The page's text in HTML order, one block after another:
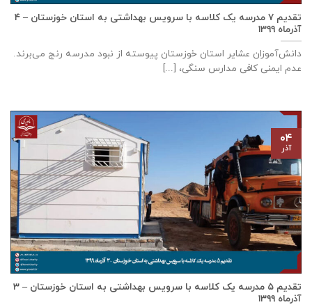
تقدیم ۷ مدرسه یک کلاسه با سرويس بهداشتی به استان خوزستان – ۴
آذر‌ماه ۱۳۹۹
دانش‌آموزان عشایر استان خوزستان پيوسته از نبود مدرسه رنج می‌برند.
عدم ایمنی کافی مدارس سنگی، [...]
تقدیم ۵ مدرسه یک کلاسه با سرويس بهداشتی به استان خوزستان – ۳
آذر‌ماه ۱۳۹۹
۰۴
آذر